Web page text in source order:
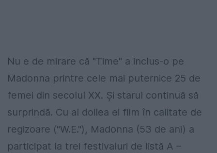
Nu e de mirare că "Time" a inclus-o pe
Madonna printre cele mai puternice 25 de
femei din secolul XX. Şi starul continuă să
surprindă. Cu al doilea ei film în calitate de
regizoare ("W.E."), Madonna (53 de ani) a
participat la trei festivaluri de listă A –